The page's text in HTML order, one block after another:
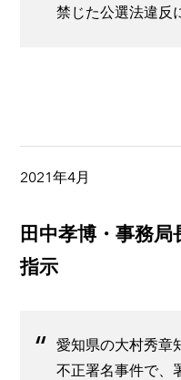
禁じた公選法違反
2021年4月
田中孝博・事務
指示
愛知県の大村秀章
不正署名事件で、